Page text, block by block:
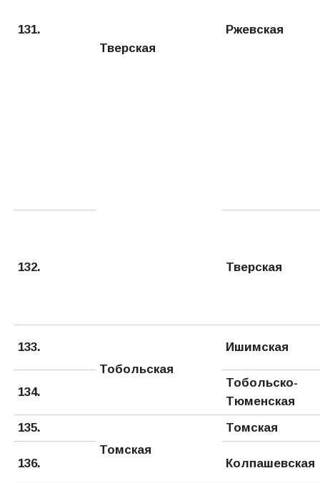
Тверская
131. Ржевская
132. Тверская
133.
Тобольская
Ишимская
134.
Тобольско-
Тюменская
135.
Томская
Томская
136. Колпашевская